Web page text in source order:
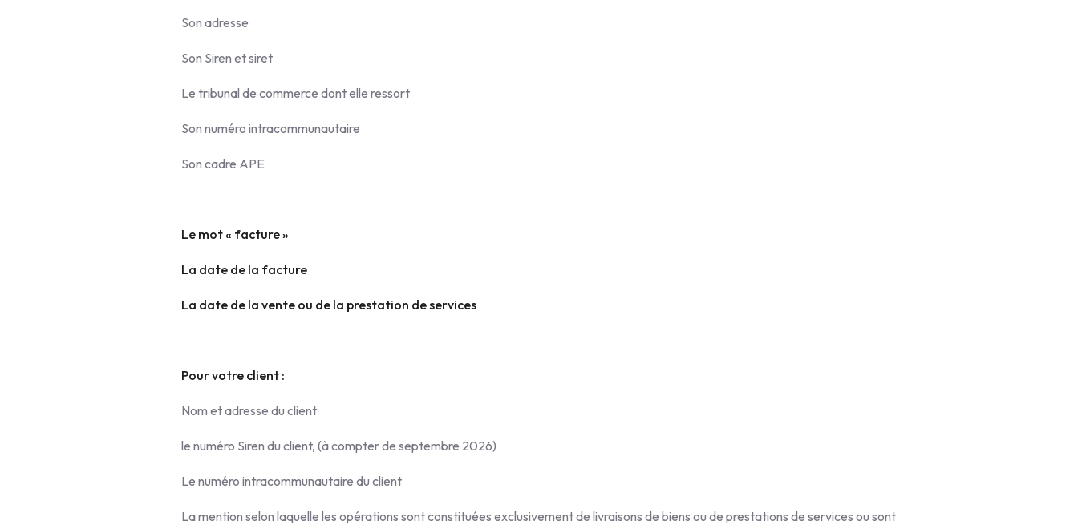
Son adresse
Son Siren et siret
Le tribunal de commerce dont elle ressort
Son numéro intracommunautaire
Son cadre APE
Le mot « facture »
La date de la facture
La date de la vente ou de la prestation de services
Pour votre client :
Nom et adresse du client
le numéro Siren du client, (à compter de septembre 2026)
Le numéro intracommunautaire du client
La mention selon laquelle les opérations sont constituées exclusivement de livraisons de biens ou de prestations de services ou sont